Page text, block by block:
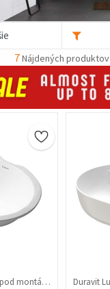
7Nájdených produktov
Duravit Dune umývadlo pod montáž 52 cm – biele #356293